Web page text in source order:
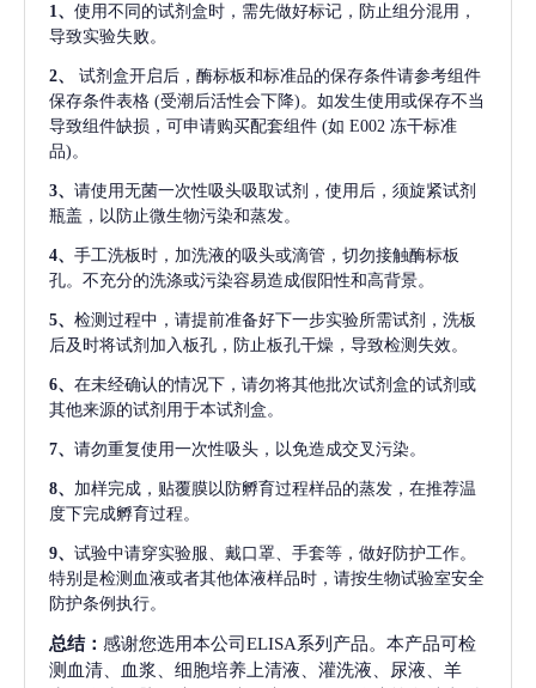
1、 使用不同的试剂盒时，需先做好标记，防止组分混用，
导致实验失败。
2、
试剂盒开启后，酶标板和标准品的保存条件请参考组件
保存条件表格 (受潮后活性会下降)。如发生使用或保存不当
导致组件缺损，可申请购买配套组件 (如 E002 冻干标准
品)。
3、 请使用无菌一次性吸头吸取试剂，使用后，须旋紧试剂
瓶盖，以防止微生物污染和蒸发。
4、 手工洗板时，加洗液的吸头或滴管，切勿接触酶标板
孔。不充分的洗涤或污染容易造成假阳性和高背景。
5、 检测过程中，请提前准备好下一步实验所需试剂，洗板
后及时将试剂加入板孔，防止板孔干燥，导致检测失效。
6、 在未经确认的情况下，请勿将其他批次试剂盒的试剂或
其他来源的试剂用于本试剂盒。
7、 请勿重复使用一次性吸头，以免造成交叉污染。
8、 加样完成，贴覆膜以防孵育过程样品的蒸发，在推荐温
度下完成孵育过程。
9、 试验中请穿实验服、戴口罩、手套等，做好防护工作。
特别是检测血液或者其他体液样品时，请按生物试验室安全
防护条例执行。
总结： 感谢您选用本公司ELISA系列产品。本产品可检
测血清、血浆、细胞培养上清液、灌洗液、尿液、羊